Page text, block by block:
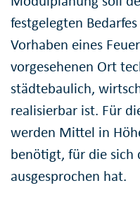
festgelegten
Vorhaben eines
vorgesehenen Ort
städtebaulich,
realisierbar ist. Für
werden Mittel in
benötigt, für die sich
ausgesprochen hat.